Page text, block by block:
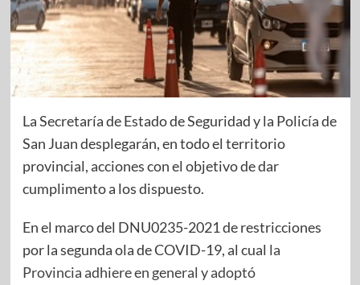
La Secretaría de Estado de Seguridad y la Policía de
San Juan desplegarán, en todo el territorio
provincial, acciones con el objetivo de dar
cumplimento a los dispuesto.
En el marco del DNU0235-2021 de restricciones
por la segunda ola de COVID-19, al cual la
Provincia adhiere en general y adoptó